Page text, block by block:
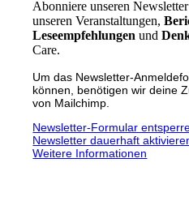
Abonniere unseren
unseren Veranstaltungen,
Leseempfehlungen und
Care.
Um das Newsletter-
können, benötigen wir deine
von Mailchimp.
Newsletter-Formular
Newsletter dauerhaft
Weitere Informationen